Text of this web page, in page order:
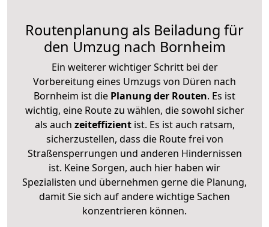
Routenplanung als Beiladung für
den Umzug nach Bornheim
Ein weiterer wichtiger Schritt bei der
Vorbereitung eines Umzugs von Düren nach
Bornheim ist die Planung der Routen. Es ist
wichtig, eine Route zu wählen, die sowohl sicher
als auch zeiteffizientist. Es ist auch ratsam,
sicherzustellen, dass die Route frei von
Straßensperrungen und anderen Hindernissen
ist. Keine Sorgen, auch hier haben wir
Spezialisten und übernehmen gerne die Planung,
damit Sie sich auf andere wichtige Sachen
konzentrieren können.